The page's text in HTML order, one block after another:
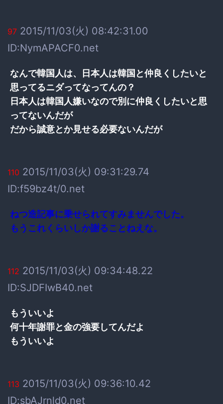
97 2015/11/03(火) 08:42:31.00
ID:NymAPACF0.net
なんで韓国人は、日本人は韓国と仲良くしたいと
思ってるニダってなってんの？
日本人は韓国人嫌いなので別に仲良くしたいと思
ってないんだが
だから誠意とか見せる必要ないんだが
110 2015/11/03(火) 09:31:29.74
ID:f59bz4t/0.net
ねつ造記事に乗せられてすみませんでした。
もうこれくらいしか謝ることねえな。
112 2015/11/03(火) 09:34:48.22
ID:SJDFIwB40.net
もういいよ
何十年謝罪と金の強要してんだよ
もういいよ
113 2015/11/03(火) 09:36:10.42
ID:sbAJrnld0.net